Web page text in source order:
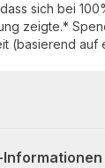
sich bei
zeigte.*
(basierend auf
Informationen